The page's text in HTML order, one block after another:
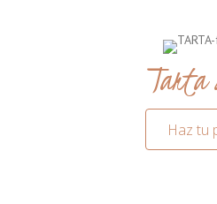
Tarta
Haz tu